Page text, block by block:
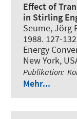
Effect of
in Stirling
Seume, Jörg
1988. 127-
Energy
New York,
Publikation:
Mehr...